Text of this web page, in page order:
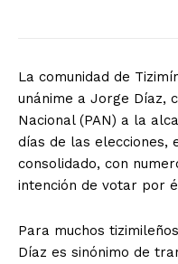
La comunidad de
unánime a Jorge Díaz,
Nacional (PAN) a la
días de las elecciones,
consolidado, con
intención de votar por
Para muchos
Díaz es sinónimo de